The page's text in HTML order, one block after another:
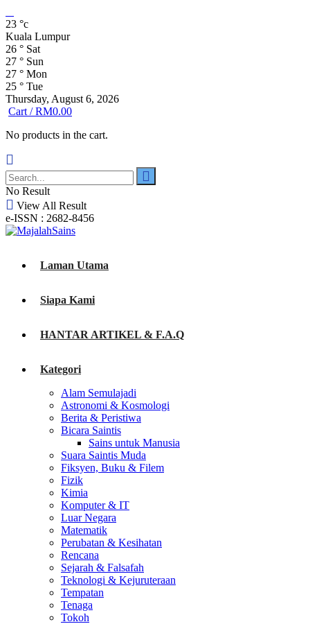
23 °c
Kuala Lumpur
26 ° Sat
27 ° Sun
27 ° Mon
25 ° Tue
Thursday, August 6, 2026
Cart /RM0.00
No products in the cart.
No Result
View All Result
e-ISSN : 2682-8456
Laman Utama
Siapa Kami
HANTAR ARTIKEL & F.A.Q
Kategori
Alam Semulajadi
Astronomi & Kosmologi
Berita & Peristiwa
Bicara Saintis
Sains untuk Manusia
Suara Saintis Muda
Fiksyen, Buku & Filem
Fizik
Kimia
Komputer & IT
Luar Negara
Matematik
Perubatan & Kesihatan
Rencana
Sejarah & Falsafah
Teknologi & Kejuruteraan
Tempatan
Tenaga
Tokoh